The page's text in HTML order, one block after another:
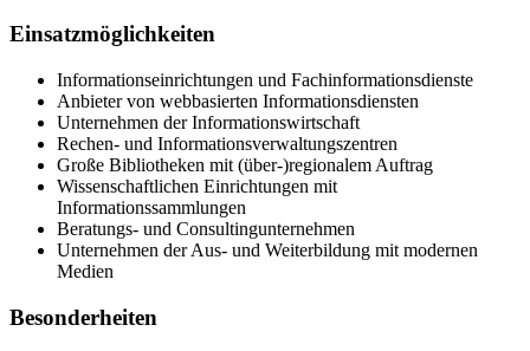
Einsatzmöglichkeiten
Informationseinrichtungen und Fachinformationsdienste
Anbieter von webbasierten Informationsdiensten
Unternehmen der Informationswirtschaft
Rechen- und Informationsverwaltungszentren
Große Bibliotheken mit (über-)regionalem Auftrag
Wissenschaftlichen Einrichtungen mit
Informationssammlungen
Beratungs- und Consultingunternehmen
Unternehmen der Aus- und Weiterbildung mit modernen
Medien
Besonderheiten